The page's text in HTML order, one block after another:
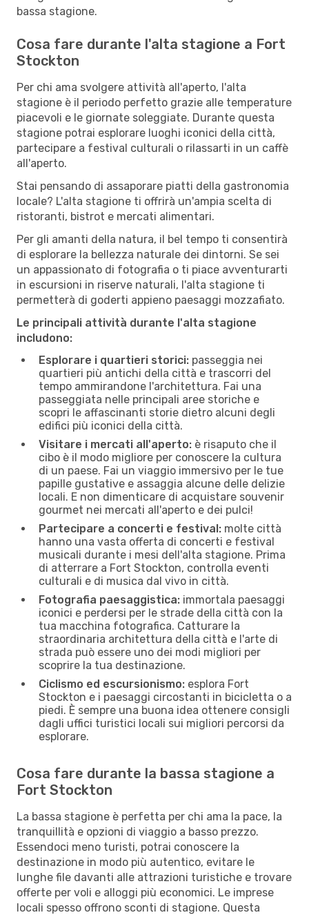
bassa stagione.
Cosa fare durante l'alta stagione a Fort
Stockton
Per chi ama svolgere attività all'aperto, l'alta
stagione è il periodo perfetto grazie alle temperature
piacevoli e le giornate soleggiate. Durante questa
stagione potrai esplorare luoghi iconici della città,
partecipare a festival culturali o rilassarti in un caffè
all'aperto.
Stai pensando di assaporare piatti della gastronomia
locale? L'alta stagione ti offrirà un'ampia scelta di
ristoranti, bistrot e mercati alimentari.
Per gli amanti della natura, il bel tempo ti consentirà
di esplorare la bellezza naturale dei dintorni. Se sei
un appassionato di fotografia o ti piace avventurarti
in escursioni in riserve naturali, l'alta stagione ti
permetterà di goderti appieno paesaggi mozzafiato.
Le principali attività durante l'alta stagione
includono:
Esplorare i quartieri storici: passeggia nei
quartieri più antichi della città e trascorri del
tempo ammirandone l'architettura. Fai una
passeggiata nelle principali aree storiche e
scopri le affascinanti storie dietro alcuni degli
edifici più iconici della città.
Visitare i mercati all'aperto: è risaputo che il
cibo è il modo migliore per conoscere la cultura
di un paese. Fai un viaggio immersivo per le tue
papille gustative e assaggia alcune delle delizie
locali. E non dimenticare di acquistare souvenir
gourmet nei mercati all'aperto e dei pulci!
Partecipare a concerti e festival: molte città
hanno una vasta offerta di concerti e festival
musicali durante i mesi dell'alta stagione. Prima
di atterrare a Fort Stockton, controlla eventi
culturali e di musica dal vivo in città.
Fotografia paesaggistica: immortala paesaggi
iconici e perdersi per le strade della città con la
tua macchina fotografica. Catturare la
straordinaria architettura della città e l'arte di
strada può essere uno dei modi migliori per
scoprire la tua destinazione.
Ciclismo ed escursionismo: esplora Fort
Stockton e i paesaggi circostanti in bicicletta o a
piedi. È sempre una buona idea ottenere consigli
dagli uffici turistici locali sui migliori percorsi da
esplorare.
Cosa fare durante la bassa stagione a
Fort Stockton
La bassa stagione è perfetta per chi ama la pace, la
tranquillità e opzioni di viaggio a basso prezzo.
Essendoci meno turisti, potrai conoscere la
destinazione in modo più autentico, evitare le
lunghe file davanti alle attrazioni turistiche e trovare
offerte per voli e alloggi più economici. Le imprese
locali spesso offrono sconti di stagione. Questa